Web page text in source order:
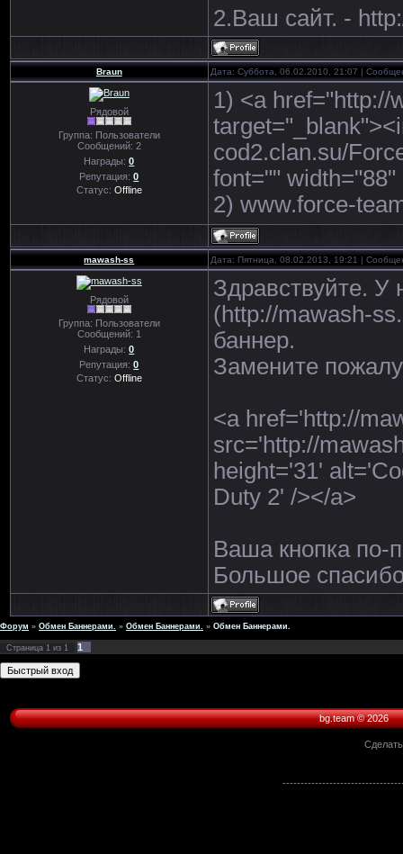
2.Ваш сайт. -
Braun Дата: Суббота, 06.02.2010, 21:07 |
Рядовой
Группа: Пользователи
Сообщений: 2
Награды:0
Репутация:0
Статус: Offline
1) <a href="http://
cod2.clan.su/
font=""
2) www.force-
mawash-ss Дата: Пятница, 08.02.2013, 19:21 |
Рядовой
Группа: Пользователи
Сообщений: 1
Награды:0
Репутация:0
Статус: Offline
Здравствуйте. У
(http://mawash-
баннер.
Замените
<a href='http://
src='http://
height='31'
Duty 2' /></a>
Ваша кнопка по-
Большое
Форум » Обмен Баннерами. » Обмен Баннерами. » Обмен Баннерами.
Страница 1 из 1 1
bg.team © 2026